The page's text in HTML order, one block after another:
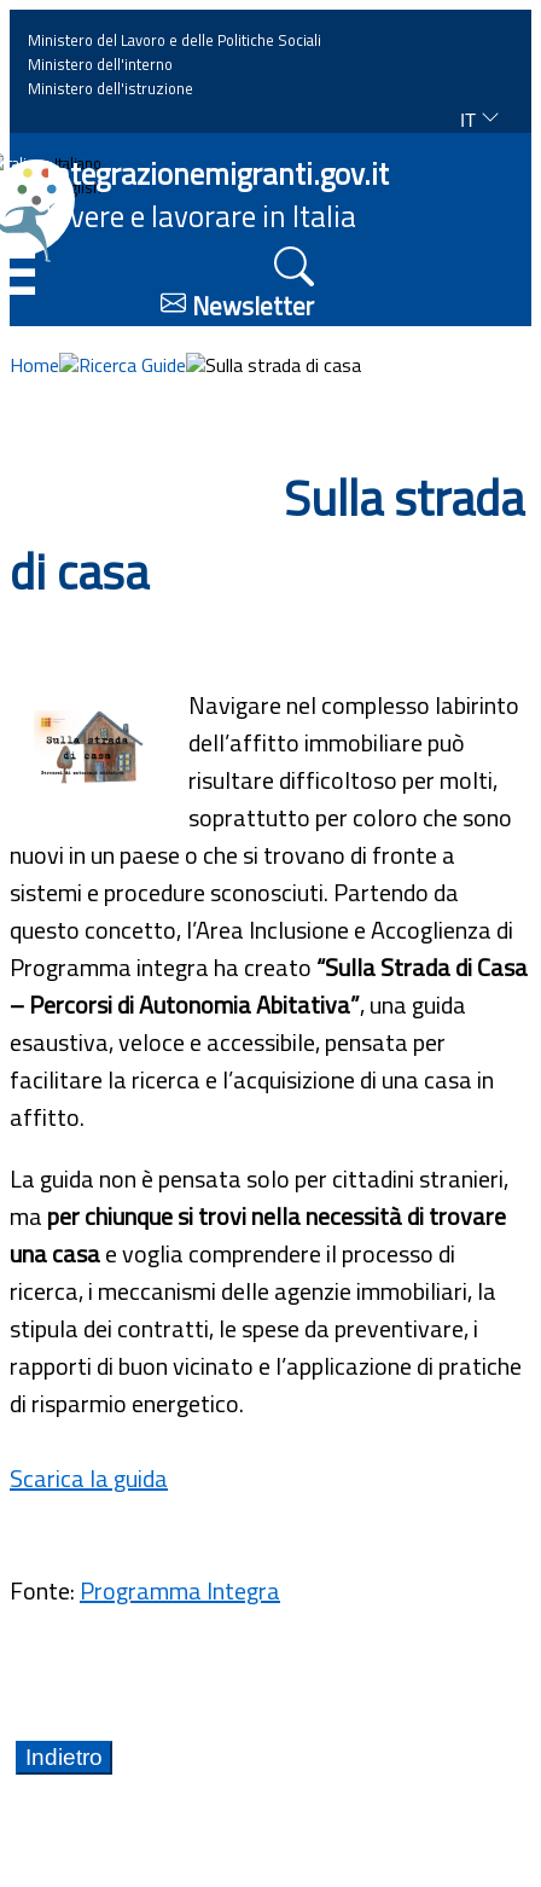
Home
News
Approfondimenti
Eventi
Documenti
Guide
Ministero del Lavoro e delle Politiche Sociali
Ministero dell'interno
Ministero dell'istruzione
IT
Italiano
English
Integrazionemigranti.gov.it
Vivere e lavorare in Italia
Newsletter
Home Ricerca Guide Sulla strada di casa
Sulla strada
di casa
Navigare nel complesso labirinto
dell’affitto immobiliare può
risultare difficoltoso per molti,
soprattutto per coloro che sono
nuovi in un paese o che si trovano di fronte a
sistemi e procedure sconosciuti. Partendo da
questo concetto, l’Area Inclusione e Accoglienza di
Programma integra ha creato“Sulla Strada di Casa
– Percorsi di Autonomia Abitativa”, una guida
esaustiva, veloce e accessibile, pensata per
facilitare la ricerca e l’acquisizione di una casa in
affitto.
La guida non è pensata solo per cittadini stranieri,
maper chiunque si trovi nella necessità di trovare
una casae voglia comprendere il processo di
ricerca, i meccanismi delle agenzie immobiliari, la
stipula dei contratti, le spese da preventivare, i
rapporti di buon vicinato e l’applicazione di pratiche
di risparmio energetico.
Scarica la guida
Fonte: Programma Integra